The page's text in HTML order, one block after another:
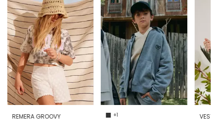
REMERA GROOVY
+1